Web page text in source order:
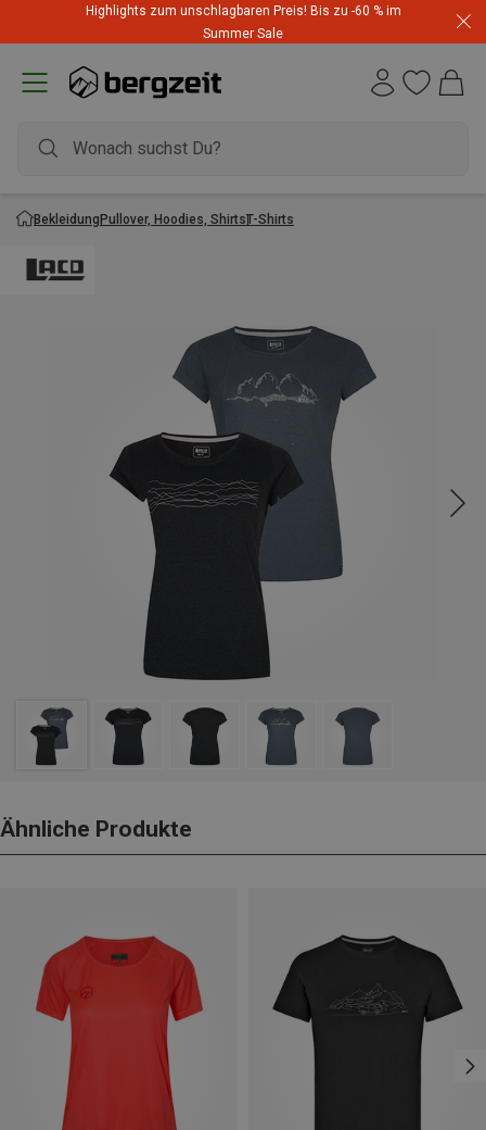
Highlights zum unschlagbaren Preis! Bis zu -60 % im
Summer Sale
BekleidungPullover, Hoodies, ShirtsT-Shirts
Ähnliche Produkte